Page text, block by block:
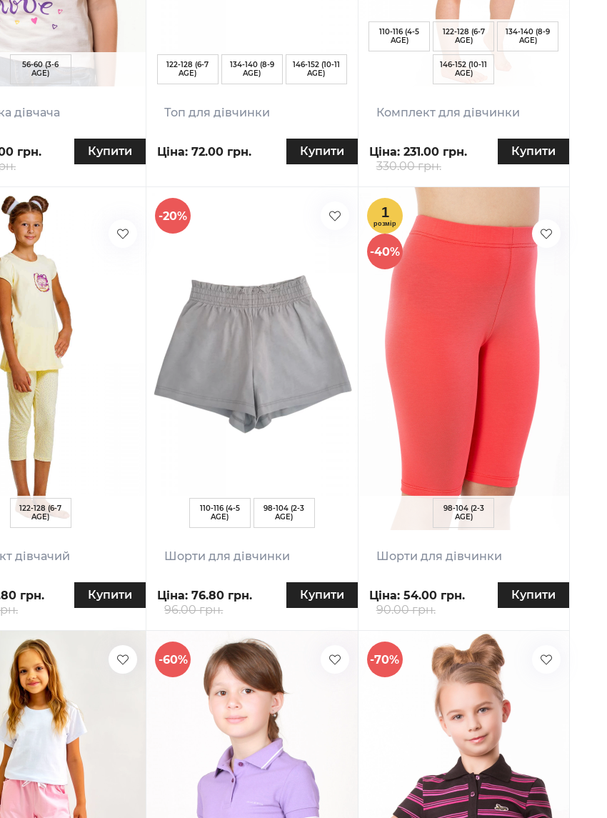
56-60 (3-6
AGE)
дівчача
грн.
Купити
122-128 (6-7
AGE)
134-140 (8-9
AGE)
146-152 (10-11
AGE)
Топ для дівчинки
Ціна:72.00 грн. Купити
110-116 (4-5
AGE)
122-128 (6-7
AGE)
134-140 (8-9
AGE)
146-152 (10-11
AGE)
Комплект для дівчинки
Ціна: 231.00 грн.
330.00 грн.
Купити
122-128 (6-7
AGE)
дівчачий
грн.
Купити
-20%
110-116 (4-5
AGE)
98-104 (2-3
AGE)
Шорти для дівчинки
Ціна:76.80 грн.
96.00 грн.
Купити
-40%
98-104 (2-3
AGE)
Шорти для дівчинки
Ціна: 54.00 грн.
90.00 грн.
Купити
-60% -70%